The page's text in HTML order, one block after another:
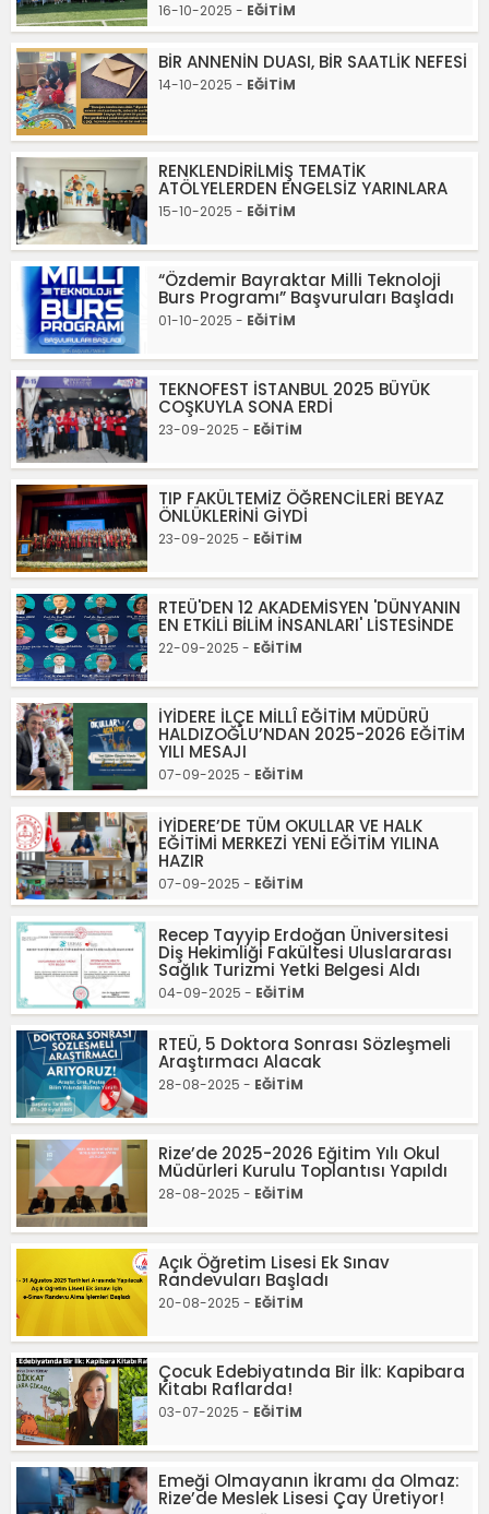
16-10-2025 - EĞİTİM
BİR ANNENİN DUASI, BİR SAATLİK NEFESİ
14-10-2025 - EĞİTİM
RENKLENDİRİLMİŞ TEMATİK
ATÖLYELERDEN ENGELSİZ YARINLARA
15-10-2025 - EĞİTİM
“Özdemir Bayraktar Milli Teknoloji
Burs Programı” Başvuruları Başladı
01-10-2025 - EĞİTİM
TEKNOFEST İSTANBUL 2025 BÜYÜK
COŞKUYLA SONA ERDİ
23-09-2025 - EĞİTİM
TIP FAKÜLTEMİZ ÖĞRENCİLERİ BEYAZ
ÖNLÜKLERİNİ GİYDİ
23-09-2025 - EĞİTİM
RTEÜ'DEN 12 AKADEMİSYEN 'DÜNYANIN
EN ETKİLİ BİLİM İNSANLARI' LİSTESİNDE
22-09-2025 - EĞİTİM
İYİDERE İLÇE MİLLÎ EĞİTİM MÜDÜRÜ
HALDIZOĞLU’NDAN 2025-2026 EĞİTİM
YILI MESAJI
07-09-2025 - EĞİTİM
İYİDERE’DE TÜM OKULLAR VE HALK
EĞİTİMİ MERKEZİ YENİ EĞİTİM YILINA
HAZIR
07-09-2025 - EĞİTİM
Recep Tayyip Erdoğan Üniversitesi
Diş Hekimliği Fakültesi Uluslararası
Sağlık Turizmi Yetki Belgesi Aldı
04-09-2025 - EĞİTİM
RTEÜ, 5 Doktora Sonrası Sözleşmeli
Araştırmacı Alacak
28-08-2025 - EĞİTİM
Rize’de 2025-2026 Eğitim Yılı Okul
Müdürleri Kurulu Toplantısı Yapıldı
28-08-2025 - EĞİTİM
Açık Öğretim Lisesi Ek Sınav
Randevuları Başladı
20-08-2025 - EĞİTİM
Çocuk Edebiyatında Bir İlk: Kapibara
Kitabı Raflarda!
03-07-2025 - EĞİTİM
Emeği Olmayanın İkramı da Olmaz:
Rize’de Meslek Lisesi Çay Üretiyor!